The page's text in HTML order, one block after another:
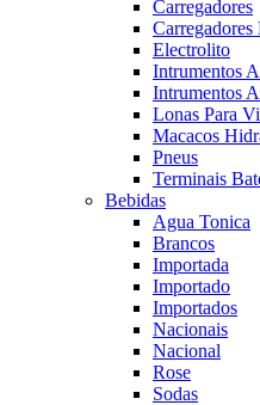
Carregadores
Carregadores
Electrolito
Intrumentos
Intrumentos
Lonas Para
Macacos
Pneus
Terminais
Bebidas
Agua Tonica
Brancos
Importada
Importado
Importados
Nacionais
Nacional
Rose
Sodas